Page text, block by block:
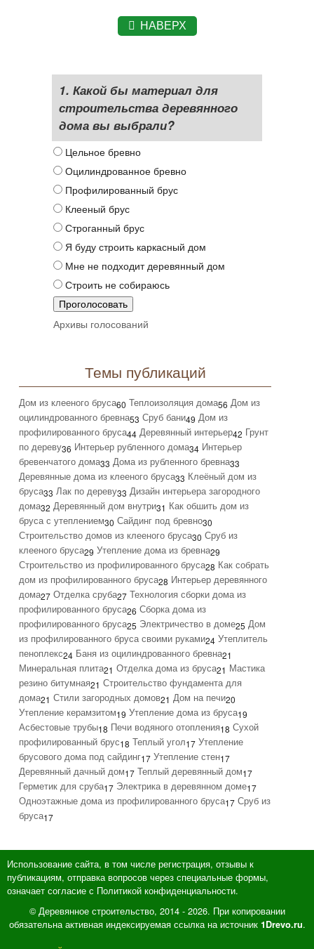
НАВЕРХ
1. Какой бы материал для
строительства деревянного
дома вы выбрали?
Цельное бревно
Оцилиндрованное бревно
Профилированный брус
Клееный брус
Строганный брус
Я буду строить каркасный дом
Мне не подходит деревянный дом
Строить не собираюсь
Архивы голосований
Темы публикаций
Дом из клееного бруса60 Теплоизоляция дома56 Дом из
оцилиндрованного бревна53 Сруб бани49 Дом из
профилированного бруса44 Деревянный интерьер42 Грунт
по дереву36 Интерьер рубленного дома34 Интерьер
бревенчатого дома33 Дома из рубленного бревна33
Деревянные дома из клееного бруса33 Клеёный дом из
бруса33 Лак по дереву33 Дизайн интерьера загородного
дома32 Деревянный дом внутри31 Как обшить дом из
бруса с утеплением30 Сайдинг под бревно30
Строительство домов из клееного бруса30 Сруб из
клееного бруса29 Утепление дома из бревна29
Строительство из профилированного бруса28 Как собрать
дом из профилированного бруса28 Интерьер деревянного
дома27 Отделка сруба27 Технология сборки дома из
профилированного бруса26 Сборка дома из
профилированного бруса25 Электричество в доме25 Дом
из профилированного бруса своими руками24 Утеплитель
пеноплекс24 Баня из оцилиндрованного бревна21
Минеральная плита21 Отделка дома из бруса21 Мастика
резино битумная21 Строительство фундамента для
дома21 Стили загородных домов21 Дом на печи20
Утепление керамзитом19 Утепление дома из бруса19
Асбестовые трубы18 Печи водяного отопления18 Сухой
профилированный брус18 Теплый угол17 Утепление
брусового дома под сайдинг17 Утепление стен17
Деревянный дачный дом17 Теплый деревянный дом17
Герметик для сруба17 Электрика в деревянном доме17
Одноэтажные дома из профилированного бруса17 Сруб из
бруса17
Использование сайта, в том числе регистрация, отзывы к
публикациям, отправка вопросов через специальные формы,
означает согласие с Политикой конфиденциальности.
© Деревянное строительство, 2014 - 2026. При копировании
обязательна активная индексируемая ссылка на источник 1Drevo.ru.